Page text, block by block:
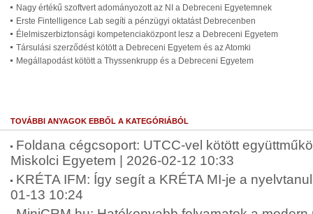
Nagy értékű szoftvert adományozott az NI a Debreceni Egyetemnek
Erste Fintelligence Lab segíti a pénzügyi oktatást Debrecenben
Élelmiszerbiztonsági kompetenciaközpont lesz a Debreceni Egyetem
Társulási szerződést kötött a Debreceni Egyetem és az Atomki
Megállapodást kötött a Thyssenkrupp és a Debreceni Egyetem
TOVÁBBI ANYAGOK EBBŐL A KATEGÓRIÁBÓL
Foldana cégcsoport: UTCC-vel kötött
Miskolci Egyetem | 2026-02-12 10:33
KRÉTA IFM: Így segít a KRÉTA MI-je a
01-13 10:24